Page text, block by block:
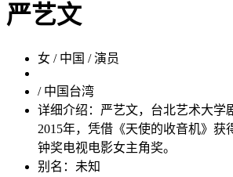
严艺文
女 / 中国 / 演员
/ 中国台湾
详细介绍： 严艺文，台北艺术大学
2015年，凭借《天使的收音机》获
钟奖电视电影女主角奖。
别名： 未知